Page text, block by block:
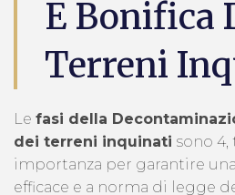
E Bonifica
Terreni
Le fasi della
dei terreni inquinati sono
importanza per garantire
efficace e a norma di legge